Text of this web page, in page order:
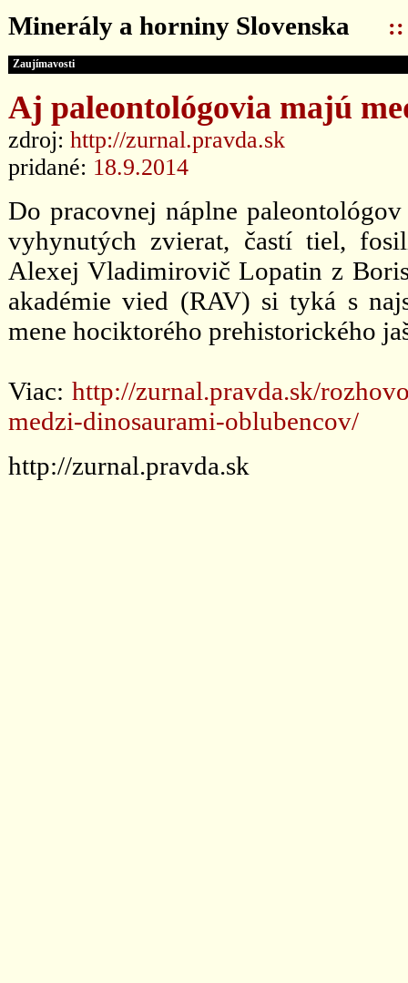
Minerály a horniny Slovenska ::
Zaujímavosti
Aj paleontológovia majú
zdroj: http://zurnal.pravda.sk
pridané: 18.9.2014
Do pracovnej náplne
vyhynutých zvierat, častí tiel,
Alexej Vladimirovič Lopatin z
akadémie vied (RAV) si tyká s
mene hociktorého prehistorického
Viac: http://zurnal.pravda.sk/
medzi-dinosaurami-oblubencov/
http://zurnal.pravda.sk